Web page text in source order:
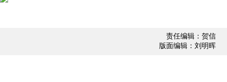
责任编辑：贺信
版面编辑：刘明晖